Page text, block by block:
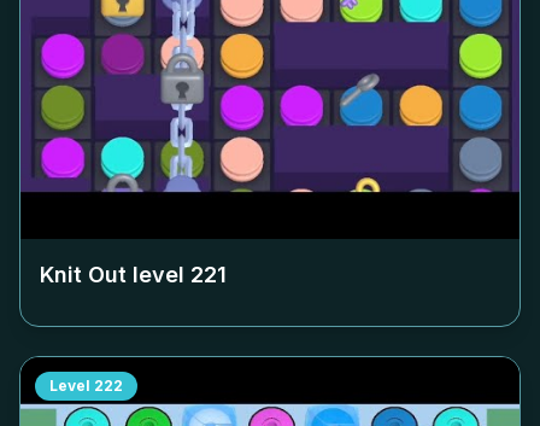
Knit Out level 221
Level 222